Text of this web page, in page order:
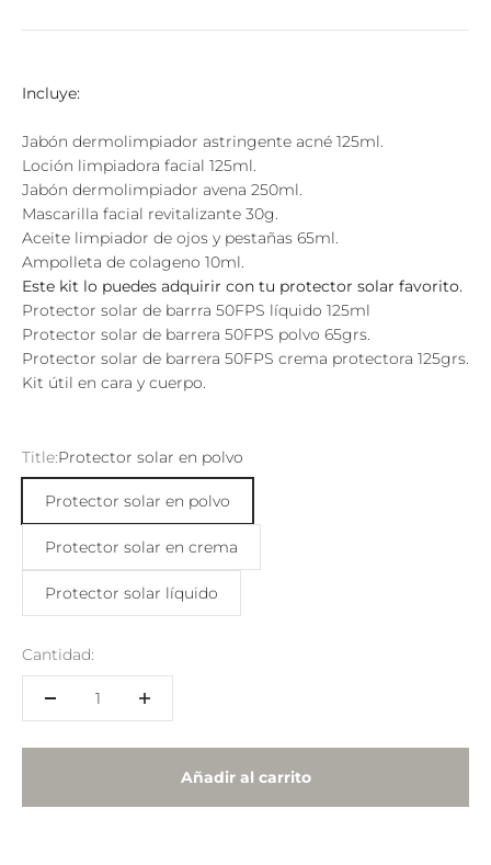
Incluye:
Jabón dermolimpiador astringente acné 125ml.
Loción limpiadora facial 125ml.
Jabón dermolimpiador avena 250ml.
Mascarilla facial revitalizante 30g.
Aceite limpiador de ojos y pestañas 65ml.
Ampolleta de colageno 10ml.
Este kit lo puedes adquirir con tu protector solar favorito.
Protector solar de barrra 50FPS líquido 125ml
Protector solar de barrera 50FPS polvo 65grs.
Protector solar de barrera 50FPS crema protectora 125grs.
Kit útil en cara y cuerpo.
Title:Protector solar en polvo
Protector solar en polvo
Protector solar en crema
Protector solar líquido
Cantidad:
Añadir al carrito